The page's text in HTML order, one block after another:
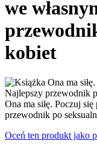
we
kobiet
Ona ma siłę. Poczuj
przewodnik po
Oceń ten produkt jako